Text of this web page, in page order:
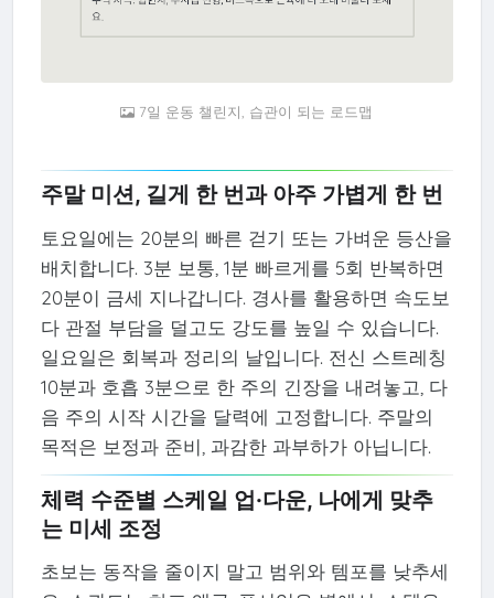
7일 운동 챌린지, 습관이 되는 로드맵
주말 미션, 길게 한 번과 아주 가볍게 한 번
토요일에는 20분의 빠른 걷기 또는 가벼운 등산을
배치합니다. 3분 보통, 1분 빠르게를 5회 반복하면
20분이 금세 지나갑니다. 경사를 활용하면 속도보
다 관절 부담을 덜고도 강도를 높일 수 있습니다.
일요일은 회복과 정리의 날입니다. 전신 스트레칭
10분과 호흡 3분으로 한 주의 긴장을 내려놓고, 다
음 주의 시작 시간을 달력에 고정합니다. 주말의
목적은 보정과 준비, 과감한 과부하가 아닙니다.
체력 수준별 스케일 업·다운, 나에게 맞추
는 미세 조정
초보는 동작을 줄이지 말고 범위와 템포를 낮추세